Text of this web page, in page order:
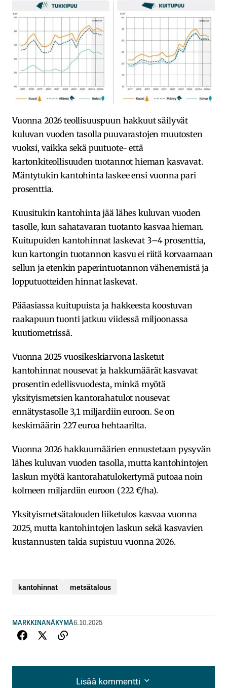
Vuonna 2026 teollisuuspuun hakkuut säilyvät
kuluvan vuoden tasolla puuvarastojen muutosten
vuoksi, vaikka sekä puutuote- että
kartonkiteollisuuden tuotannot hieman kasvavat.
Mäntytukin kantohinta laskee ensi vuonna pari
prosenttia.
Kuusitukin kantohinta jää lähes kuluvan vuoden
tasolle, kun sahatavaran tuotanto kasvaa hieman.
Kuitupuiden kantohinnat laskevat 3–4 prosenttia,
kun kartongin tuotannon kasvu ei riitä korvaamaan
sellun ja etenkin paperintuotannon vähenemistä ja
lopputuotteiden hinnat laskevat.
Pääasiassa kuitupuista ja hakkeesta koostuvan
raakapuun tuonti jatkuu viidessä miljoonassa
kuutiometrissä.
Vuonna 2025 vuosikeskiarvona lasketut
kantohinnat nousevat ja hakkumäärät kasvavat
prosentin edellisvuodesta, minkä myötä
yksityismetsien kantorahatulot nousevat
ennätystasolle 3,1 miljardiin euroon. Se on
keskimäärin 227 euroa hehtaarilta.
Vuonna 2026 hakkuumäärien ennustetaan pysyvän
lähes kuluvan vuoden tasolla, mutta kantohintojen
laskun myötä kantorahatulokertymä putoaa noin
kolmeen miljardiin euroon (222 €/ha).
Yksityismetsätalouden liiketulos kasvaa vuonna
2025, mutta kantohintojen laskun sekä kasvavien
kustannusten takia supistuu vuonna 2026.
kantohinnat metsätalous
MARKKINANÄKYMÄ6.10.2025
Lisää kommentti